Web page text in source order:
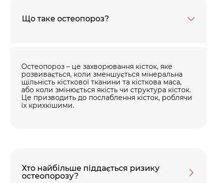
Що таке остеопороз?
Остеопороз – це захворювання кісток, яке
розвивається, коли зменшується мінеральна
щільність кісткової тканини та кісткова маса,
або коли змінюється якість чи структура кісток.
Це призводить до послаблення кісток, роблячи
їх крихкішими.
Хто найбільше піддається ризику
остеопорозу?